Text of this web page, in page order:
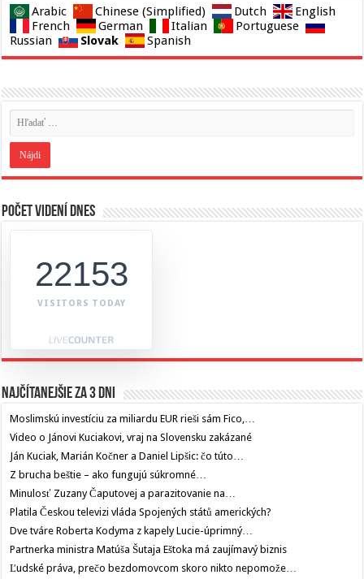
Arabic Chinese (Simplified) Dutch
English
French
German Italian
Portuguese
Russian
Slovak Spanish
Počet videní dnes
22153
VISITORS TODAY
Najčítanejšie za 3 dni
Moslimskú investíciu za miliardu EUR rieši sám Fico,…
Video o Jánovi Kuciakovi, vraj na Slovensku zakázané
Ján Kuciak, Marián Kočner a Daniel Lipšic: čo túto…
Z brucha beštie – ako fungujú súkromné…
Minulosť Zuzany Čaputovej a parazitovanie na…
Platila Českou televizi vláda Spojených států amerických?
Dve tváre Roberta Kodyma z kapely Lucie-úprimný…
Partnerka ministra Matúša Šutaja Eštoka má zaujímavý biznis
Ľudské práva, prečo bezdomovcom skoro nikto nepomože…